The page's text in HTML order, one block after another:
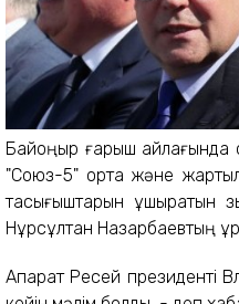
Байқоңыр ғарыш
"Союз-5" орта және
тасығыштарын ұшыратын
Нұрсұлтан Назарбаевтың
Ақпарат Ресей президенті